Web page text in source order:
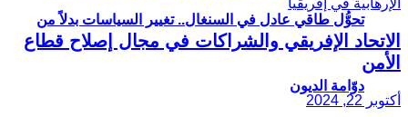
تحوُّل طاقي عادل في السنغال.. تغيير السياسات بدلاً من
دوّامة الديون
الاتحاد الإفريقي والشراكات في مجال إصلاح قطاع
الأمن
أكتوبر 22, 2024